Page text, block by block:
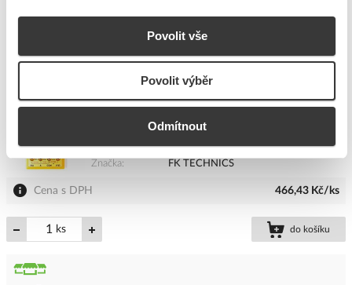
Povolit vše
Povolit výběr
Odmítnout
Přidat k porovnání
FKTECHNICS Multimetr DMM3900 digitální
Kód ELFETEX
10.575.071
Kód výrobce
9901154
Značka
FK TECHNICS
Cena s DPH 466,43 Kč/ks
ks do košíku